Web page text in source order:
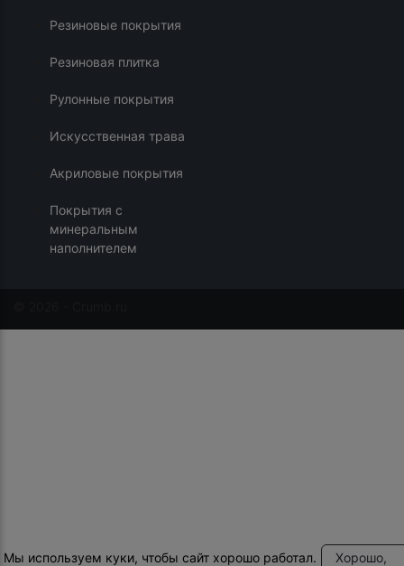
Резиновые покрытия
Резиновая плитка
Рулонные покрытия
Искусственная трава
Акриловые покрытия
Покрытия с
минеральным
наполнителем
Мы используем куки, чтобы сайт хорошо работал. Хорошо,